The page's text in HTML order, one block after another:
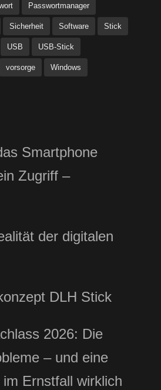
Passwortmanager
Sicherheit Software Stick
USB USB-Stick
vorsorge Windows
Smartphone
Zugriff –
der digitalen
DLH Stick
2026: Die
– und eine
Ernstfall wirklich